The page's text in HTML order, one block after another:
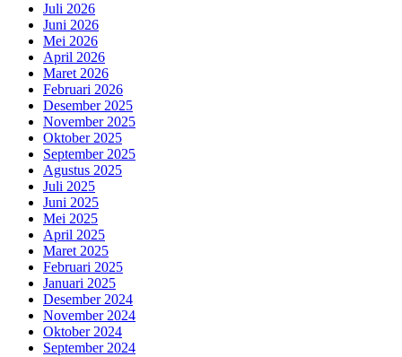
Juli 2026
Juni 2026
Mei 2026
April 2026
Maret 2026
Februari 2026
Desember 2025
November 2025
Oktober 2025
September 2025
Agustus 2025
Juli 2025
Juni 2025
Mei 2025
April 2025
Maret 2025
Februari 2025
Januari 2025
Desember 2024
November 2024
Oktober 2024
September 2024